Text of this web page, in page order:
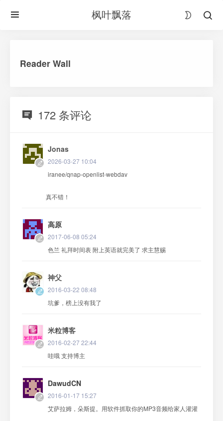
枫叶飘落
Reader Wall
172 条评论
Jonas
2026-03-27 10:04
iranee/qnap-openlist-webdav
真不错！
高原
2017-06-08 05:24
色兰 礼拜时间表 附上英语就完美了 求主慧赐
神父
2016-03-22 08:48
坑爹，榜上没有我了
米粒博客
2016-02-27 22:44
哇哦 支持博主
DawudCN
2016-01-17 15:27
艾萨拉姆，朵斯提。用软件抓取你的MP3音频给家人灌灌